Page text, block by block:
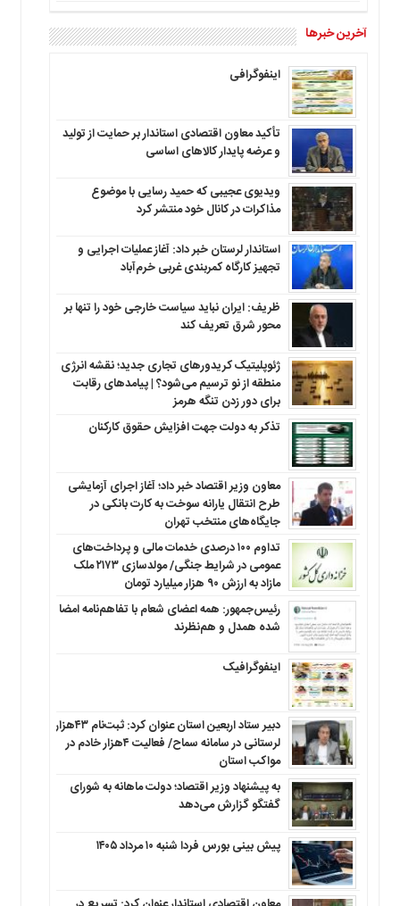
آخرین خبرها
اینفوگرافی
تأکید معاون اقتصادی استاندار بر حمایت از تولید
و عرضه پایدار کالاهای اساسی
ویدیوی عجیبی که حمید رسایی با موضوع
مذاکرات در کانال خود منتشر کرد
استاندار لرستان خبر داد: آغاز عملیات اجرایی و
تجهیز کارگاه کمربندی غربی خرم‌آباد
ظریف: ایران نباید سیاست خارجی خود را تنها بر
محور شرق تعریف کند
ژئوپلیتیک کریدورهای تجاری جدید؛ نقشه انرژی
منطقه‌ از نو ترسیم می‌شود؟ | پیامدهای رقابت
برای دور زدن تنگه هرمز
تذکر به دولت جهت افزایش حقوق کارکنان ‌
معاون وزیر اقتصاد خبر داد؛ آغاز اجرای آزمایشی
طرح انتقال یارانه سوخت به کارت بانکی در
جایگاه‌های منتخب تهران
تداوم ۱۰۰ درصدی خدمات مالی و پرداخت‌های
عمومی در شرایط جنگی/ مولدسازی ۲۱۷۳ ملک
مازاد به ارزش ۹۰ هزار میلیارد تومان
رئیس‌جمهور: همه اعضای شعام با تفاهم‌نامه امضا
شده همدل و هم‌نظرند
اینفوگرافیک
دبیر ستاد اربعین استان عنوان کرد: ثبت‌نام ۴۳هزار
لرستانی در سامانه سماح/ فعالیت ۴هزار خادم در
مواکب استان
به پیشنهاد وزیر اقتصاد؛ دولت ماهانه به شورای
گفتگو گزارش می‌دهد
پیش بینی بورس فردا شنبه ۱۰ مرداد ۱۴۰۵